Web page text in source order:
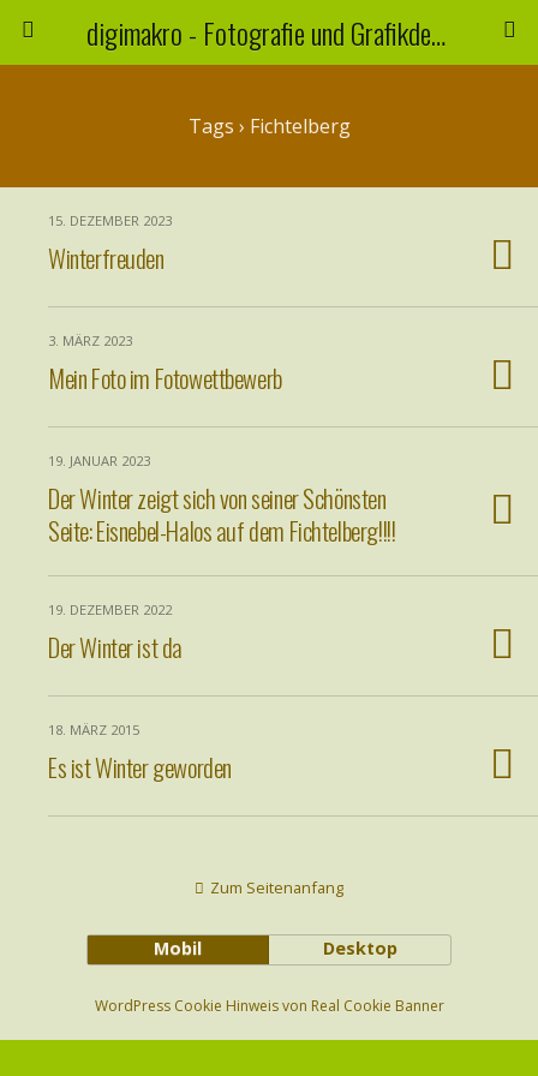
digimakro - Fotografie und Grafikdesign
Tags › Fichtelberg
15. DEZEMBER 2023
Winterfreuden
3. MÄRZ 2023
Mein Foto im Fotowettbewerb
19. JANUAR 2023
Der Winter zeigt sich von seiner Schönsten
Seite: Eisnebel-Halos auf dem Fichtelberg!!!!
19. DEZEMBER 2022
Der Winter ist da
18. MÄRZ 2015
Es ist Winter geworden
Zum Seitenanfang
Mobil Desktop
WordPress Cookie Hinweis von Real Cookie Banner